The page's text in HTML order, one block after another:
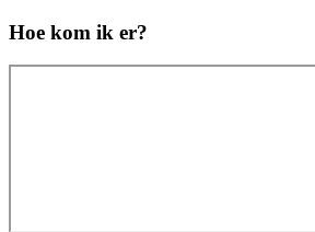
Hoe kom ik er?